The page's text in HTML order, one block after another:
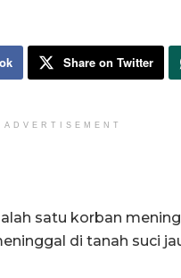
Share on Twitter
ADVERTISEMENT
satu korban
di tanah suci